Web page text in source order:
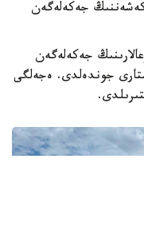
كەشەننىڭ جەكەلەگەن
جەكەلەگەن
جوندەلدى. ەجەلگى